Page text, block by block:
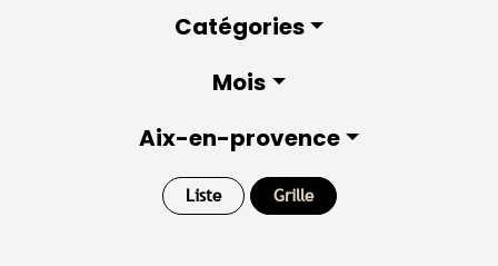
Catégories
Mois
Aix-en-provence
Liste Grille